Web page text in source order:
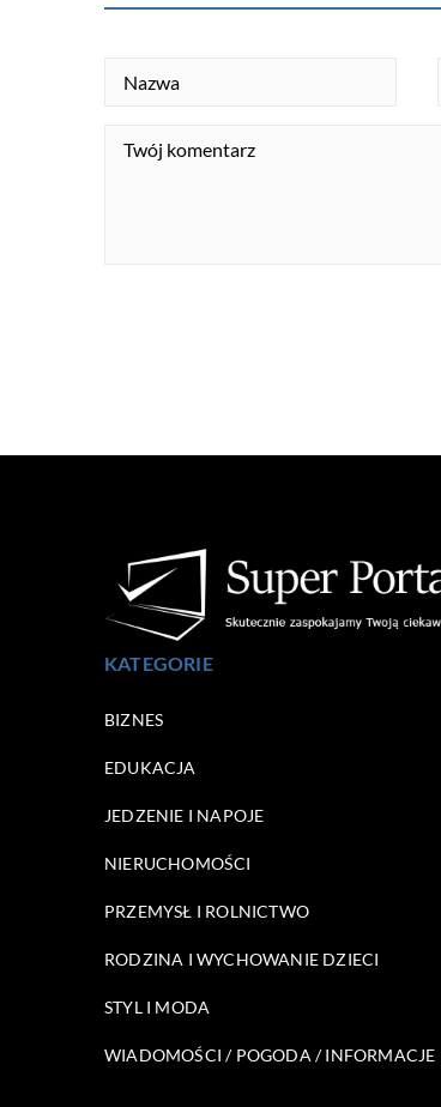
KATEGORIE
BIZNES
EDUKACJA
JEDZENIE I NAPOJE
NIERUCHOMOŚCI
PRZEMYSŁ I ROLNICTWO
RODZINA I WYCHOWANIE DZIECI
STYL I MODA
WIADOMOŚCI / POGODA / INFORMACJE